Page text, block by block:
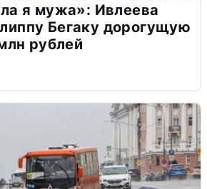
я мужа»: Ивлеева
Бегаку дорогущую
рублей